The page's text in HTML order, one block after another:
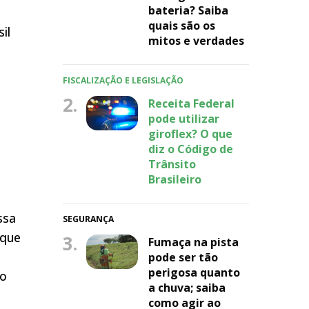
bateria? Saiba
quais são os
mitos e verdades
FISCALIZAÇÃO E LEGISLAÇÃO
2.
Receita Federal
pode utilizar
giroflex? O que
diz o Código de
Trânsito
Brasileiro
SEGURANÇA
3.
Fumaça na pista
pode ser tão
perigosa quanto
a chuva; saiba
como agir ao